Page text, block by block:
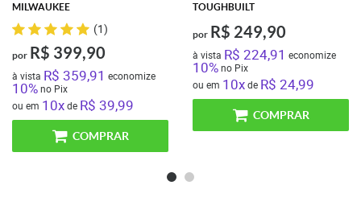
MILWAUKEE
(1)
por R$ 399,90
à vista R$ 359,91 economize
10%no Pix
ou em 10xde R$ 39,99
COMPRAR
TOUGHBUILT
por R$ 249,90
à vista R$ 224,91 economize
10%no Pix
ou em 10xde R$ 24,99
COMPRAR